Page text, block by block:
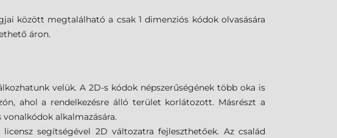
között megtalálható a csak 1 dimenziós kódok olvasására
áron.
velük. A 2D-s kódok népszerűségének több oka is
ahol a rendelkezésre álló terület korlátozott. Másrészt a
alkalmazására.
segítségével 2D változatra fejleszthetőek. Az család